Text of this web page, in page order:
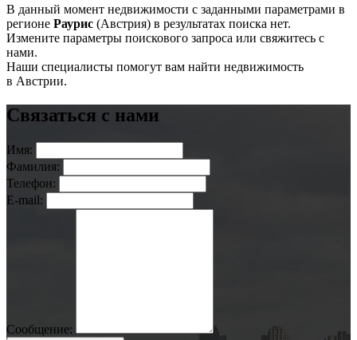
В данный момент недвижимости с заданными параметрами в
регионе Раурис (Австрия) в результатах поиска нет.
Измените параметры поискового запроса или свяжитесь с
нами.
Наши специалисты помогут вам найти недвижимость
в Австрии.
Связаться с нами
Имя:
Фамилия:
Телефон:
E-mail:
Сообщение: